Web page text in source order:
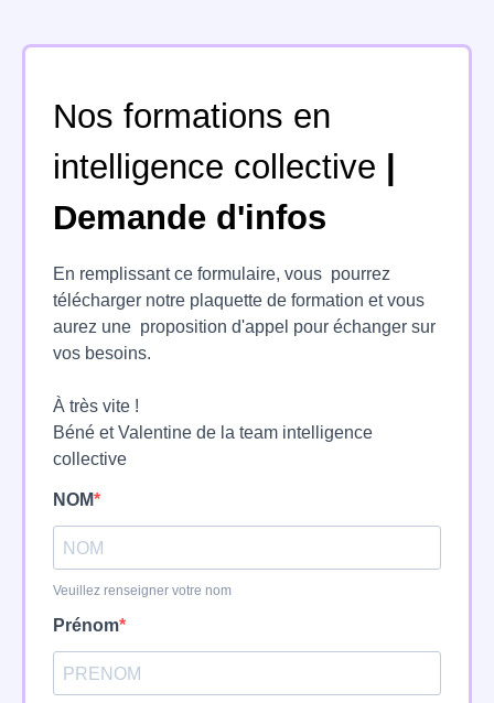
Nos formations en
intelligence collective
Demande d'infos
En remplissant ce formulaire, vous pourrez
télécharger notre plaquette de formation et vous
aurez une proposition d'appel pour échanger sur
vos besoins.
À très vite !
Béné et Valentine de la team intelligence
collective
NOM
Veuillez renseigner votre nom
Prénom